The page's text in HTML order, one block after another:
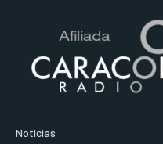
Noticias